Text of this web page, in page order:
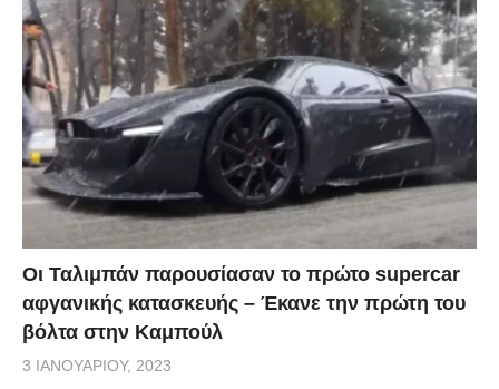
Οι Ταλιμπάν παρουσίασαν το πρώτο supercar
αφγανικής κατασκευής – Έκανε την πρώτη του
βόλτα στην Καμπούλ
3 ΙΑΝΟΥΑΡΊΟΥ, 2023